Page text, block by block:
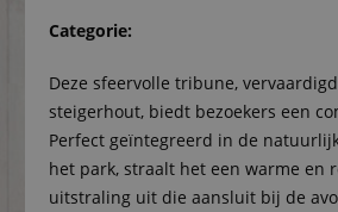
Categorie:
Deze sfeervolle tribune,
steigerhout, biedt bezoekers een
Perfect geïntegreerd in de
het park, straalt het een warme en
uitstraling uit die aansluit bij de